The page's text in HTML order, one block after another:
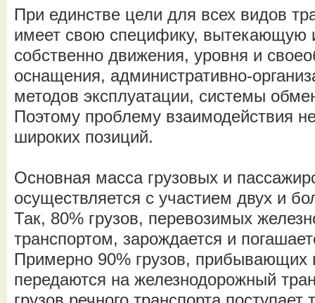
При единстве цели для всех видов
имеет свою специфику, вытекающую
собственно движения, уровня и
оснащения, административно-
методов эксплуатации, системы
Поэтому проблему взаимодействия
широких позиций.
Основная масса грузовых и
осуществляется с участием двух и
Так, 80% грузов, перевозимых
транспортом, зарождается и
Примерно 90% грузов, прибывающих
передаются на железнодорожный